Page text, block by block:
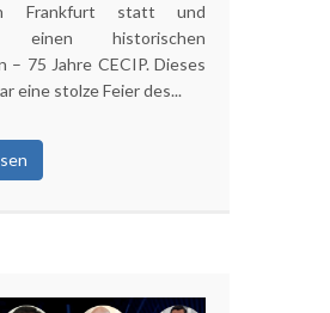
Frankfurt statt und
einen historischen
– 75 Jahre CECIP. Dieses
eine stolze Feier des...